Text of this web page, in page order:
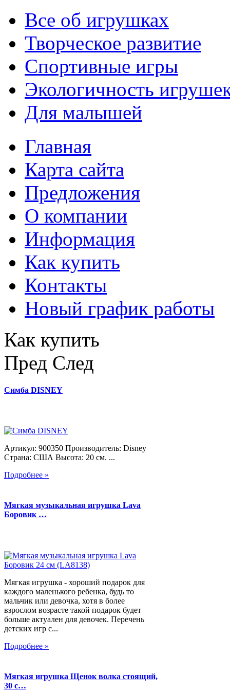
Все об игрушках
Творческое развитие
Спортивные игры
Экологичность
Для малышей
Главная
Карта сайта
Предложения
О компании
Информация
Как купить
Контакты
Новый график работы
Как купить
Пред След
Симба DISNEY
Артикул: 900350 Производитель: Disney
Страна: США Высота: 20 см. ...
Подробнее »
Мягкая музыкальная игрушка Lava
Боровик …
Мягкая игрушка - хороший подарок для
каждого маленького ребенка, будь то
мальчик или девочка, хотя в более
взрослом возрасте такой подарок будет
больше актуален для девочек. Перечень
детских игр с...
Подробнее »
Мягкая игрушка Щенок волка стоящий,
30 с…